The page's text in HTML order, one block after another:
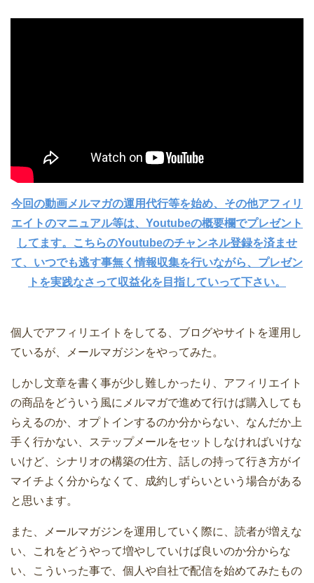
今回の動画メルマガの運用代行等を始め、その他アフィリ
エイトのマニュアル等は、Youtubeの概要欄でプレゼント
してます。こちらのYoutubeのチャンネル登録を済ませ
て、いつでも逃す事無く情報収集を行いながら、プレゼン
トを実践なさって収益化を目指していって下さい。
個人でアフィリエイトをしてる、ブログやサイトを運用し
ているが、メールマガジンをやってみた。
しかし文章を書く事が少し難しかったり、アフィリエイト
の商品をどういう風にメルマガで進めて行けば購入しても
らえるのか、オプトインするのか分からない、なんだか上
手く行かない、ステップメールをセットしなければいけな
いけど、シナリオの構築の仕方、話しの持って行き方がイ
マイチよく分からなくて、成約しずらいという場合がある
と思います。
また、メールマガジンを運用していく際に、読者が増えな
い、これをどうやって増やしていけば良いのか分からな
い、こういった事で、個人や自社で配信を始めてみたもの